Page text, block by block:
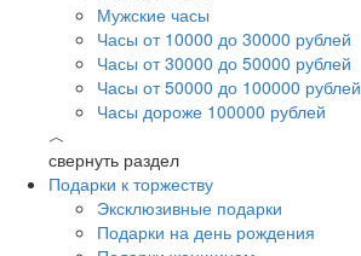
Мужские часы
Часы от 10000 до 30000 рублей
Часы от 30000 до 50000 рублей
Часы от 50000 до 100000 рублей
Часы дороже 100000 рублей
︿
свернуть раздел
Подарки к торжеству
Эксклюзивные подарки
Подарки на день рождения